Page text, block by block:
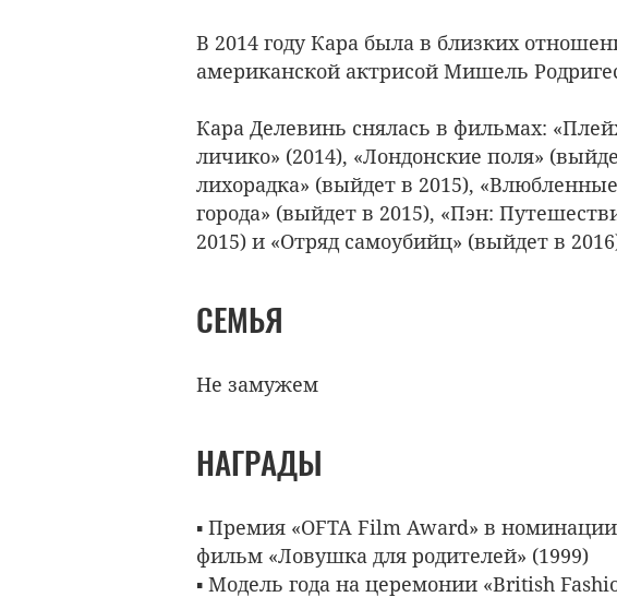
В 2014 году Кара была в близких
американской актрисой Мишель
Кара Делевинь снялась в фильмах:
личико» (2014), «Лондонские поля»
лихорадка» (выйдет в 2015),
города» (выйдет в 2015), «Пэн:
2015) и «Отряд самоубийц» (выйдет в
СЕМЬЯ
Не замужем
НАГРАДЫ
▪ Премия «OFTA Film Award» в
фильм «Ловушка для родителей» (1999)
▪ Модель года на церемонии «British